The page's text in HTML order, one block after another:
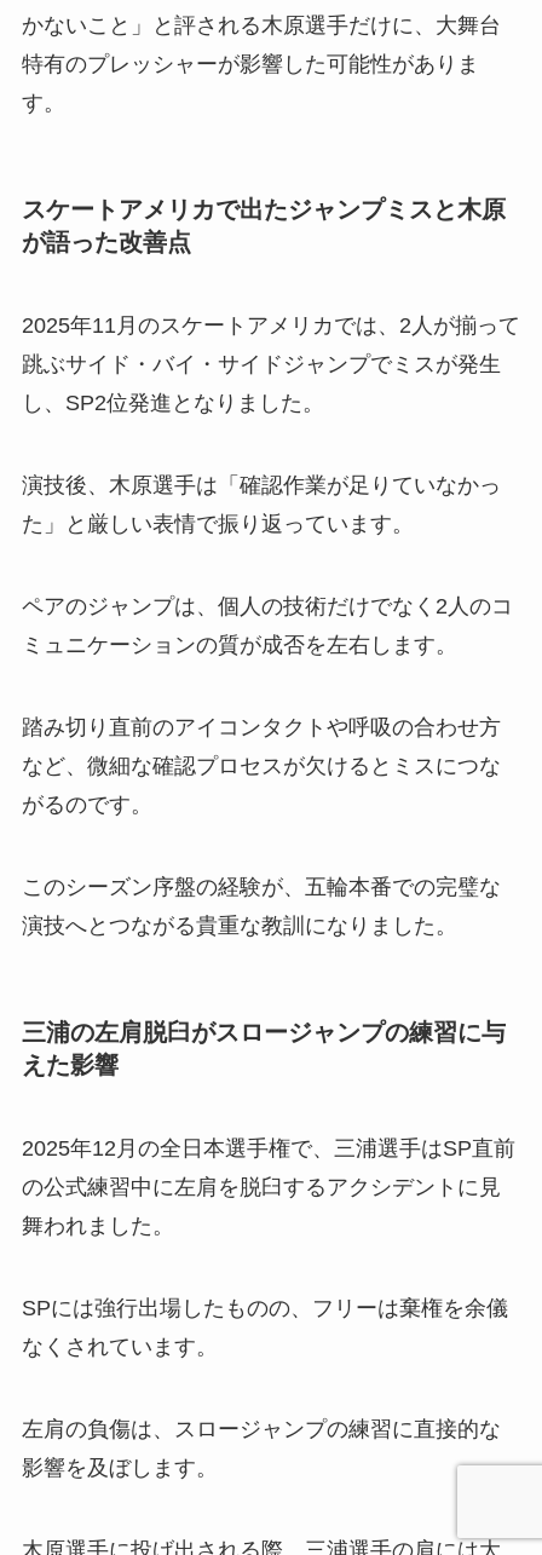
かないこと」と評される木原選手だけに、大舞台
特有のプレッシャーが影響した可能性がありま
す。
スケートアメリカで出たジャンプミスと木原
が語った改善点
2025年11月のスケートアメリカでは、2人が揃って
跳ぶサイド・バイ・サイドジャンプでミスが発生
し、SP2位発進となりました。
演技後、木原選手は「確認作業が足りていなかっ
た」と厳しい表情で振り返っています。
ペアのジャンプは、個人の技術だけでなく2人のコ
ミュニケーションの質が成否を左右します。
踏み切り直前のアイコンタクトや呼吸の合わせ方
など、微細な確認プロセスが欠けるとミスにつな
がるのです。
このシーズン序盤の経験が、五輪本番での完璧な
演技へとつながる貴重な教訓になりました。
三浦の左肩脱臼がスロージャンプの練習に与
えた影響
2025年12月の全日本選手権で、三浦選手はSP直前
の公式練習中に左肩を脱臼するアクシデントに見
舞われました。
SPには強行出場したものの、フリーは棄権を余儀
なくされています。
左肩の負傷は、スロージャンプの練習に直接的な
影響を及ぼします。
木原選手に投げ出される際、三浦選手の肩には大